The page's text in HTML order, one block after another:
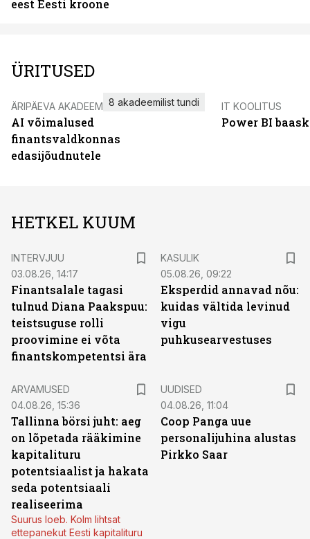
eest Eesti kroone
ÜRITUSED
ÄRIPÄEVA AKADEEMIA
AI võimalused
finantsvaldkonnas
edasijõudnutele
8 akadeemilist tundi IT KOOLITUS
Power BI
HETKEL KUUM
INTERVJUU
03.08.26, 14:17
Finantsalale tagasi
tulnud Diana Paakspuu:
teistsuguse rolli
proovimine ei võta
finantskompetentsi ära
KASULIK
05.08.26, 09:22
Eksperdid annavad nõu:
kuidas vältida levinud
vigu
puhkusearvestuses
ARVAMUSED
04.08.26, 15:36
Tallinna börsi juht: aeg
on lõpetada rääkimine
kapitalituru
potentsiaalist ja hakata
seda potentsiaali
realiseerima
Suurus loeb. Kolm lihtsat
ettepanekut Eesti kapitalituru
UUDISED
04.08.26, 11:04
Coop Panga uue
personalijuhina alustas
Pirkko Saar